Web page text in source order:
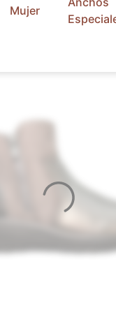
Mujer